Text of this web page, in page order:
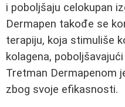
i poboljšaju celokupan
Dermapen takođe se
terapiju, koja stimuliše
kolagena,
Tretman Dermapenom
zbog svoje efikasnosti.